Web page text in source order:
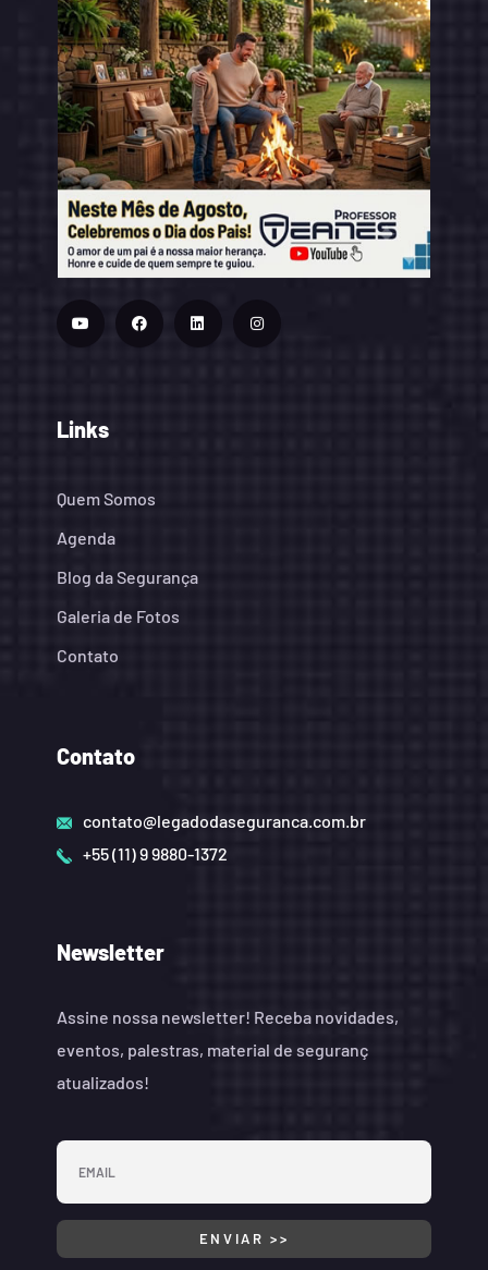
Links
Quem Somos
Agenda
Blog da Segurança
Galeria de Fotos
Contato
Contato
contato@legadodaseguranca.com.br
+55 (11) 9 9880-1372
Newsletter
Assine nossa newsletter! Receba novidades,
eventos, palestras, material de seguranç
atualizados!